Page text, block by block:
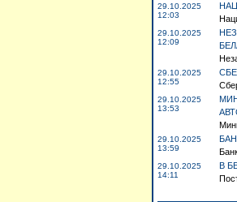
29.10.2025
12:03
29.10.2025
12:09
29.10.2025
12:55
29.10.2025
13:53
29.10.2025
13:59
29.10.2025
14:11
В